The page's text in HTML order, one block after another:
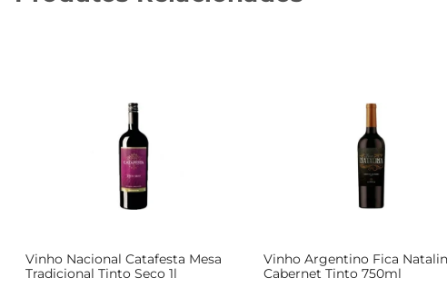
O Vinho Olaria Alentejo Suave Tinto é mais do que uma bebida
Vinho Nacional Catafesta Mesa
Tradicional Tinto Seco 1l
Vinho Argentino Fica
Cabernet Tinto 750ml